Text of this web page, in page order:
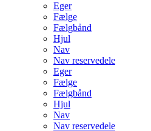
Eger
Fælge
Fælgbånd
Hjul
Nav
Nav reservedele
Eger
Fælge
Fælgbånd
Hjul
Nav
Nav reservedele